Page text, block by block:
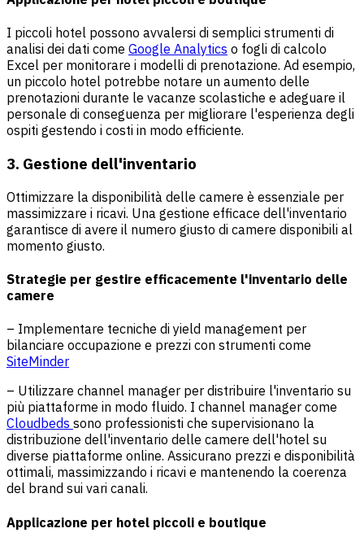
I piccoli hotel possono avvalersi di semplici strumenti di
analisi dei dati come Google Analytics o fogli di calcolo
Excel per monitorare i modelli di prenotazione. Ad esempio,
un piccolo hotel potrebbe notare un aumento delle
prenotazioni durante le vacanze scolastiche e adeguare il
personale di conseguenza per migliorare l'esperienza degli
ospiti gestendo i costi in modo efficiente.
3. Gestione dell'inventario
Ottimizzare la disponibilità delle camere è essenziale per
massimizzare i ricavi. Una gestione efficace dell'inventario
garantisce di avere il numero giusto di camere disponibili al
momento giusto.
Strategie per gestire efficacemente l'inventario delle
camere
– Implementare tecniche di yield management per
bilanciare occupazione e prezzi con strumenti come
SiteMinder
– Utilizzare channel manager per distribuire l'inventario su
più piattaforme in modo fluido. I channel manager come
Cloudbeds sono professionisti che supervisionano la
distribuzione dell'inventario delle camere dell'hotel su
diverse piattaforme online. Assicurano prezzi e disponibilità
ottimali, massimizzando i ricavi e mantenendo la coerenza
del brand sui vari canali.
Applicazione per hotel piccoli e boutique